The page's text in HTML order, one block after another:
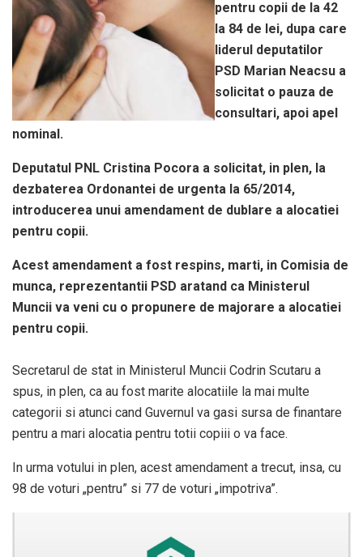
pentru copii de la 42
la 84 de lei, dupa care
liderul deputatilor
PSD Marian Neacsu a
solicitat o pauza de
consultari, apoi apel
nominal.
Deputatul PNL Cristina Pocora a solicitat, in plen, la
dezbaterea Ordonantei de urgenta la 65/2014,
introducerea unui amendament de dublare a alocatiei
pentru copii.
Acest amendament a fost respins, marti, in Comisia de
munca, reprezentantii PSD aratand ca Ministerul
Muncii va veni cu o propunere de majorare a alocatiei
pentru copii.
Secretarul de stat in Ministerul Muncii Codrin Scutaru a
spus, in plen, ca au fost marite alocatiile la mai multe
categorii si atunci cand Guvernul va gasi sursa de finantare
pentru a mari alocatia pentru totii copiii o va face.
In urma votului in plen, acest amendament a trecut, insa, cu
98 de voturi „pentru” si 77 de voturi „impotriva”.